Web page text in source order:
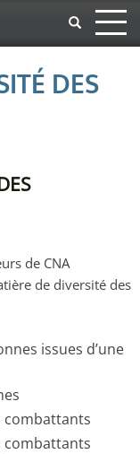
de CNA
de diversité des
issues d’une
combattants
combattants